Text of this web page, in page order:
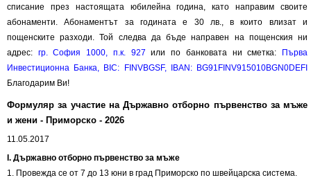
списание през настоящата юбилейна година, като направим своите
абонаменти. Абонаментът за годината е 30 лв., в които влизат и
пощенските разходи. Той следва да бъде направен на пощенския ни
адрес: гр. София 1000, п.к. 927 или по банковата ни сметка:
Първа
Инвестиционна Банка, BIC: FINVBGSF, IBAN: BG91FINV915010BGN0DEFI
Благодарим Ви!
Формуляр за участие на Държавно отборно първенство за мъже
и жени - Приморско - 2026
11.05.2017
I. Държавно отборно първенство за мъже
1. Провежда се от 7 до 13 юни в град Приморско по швейцарска система.